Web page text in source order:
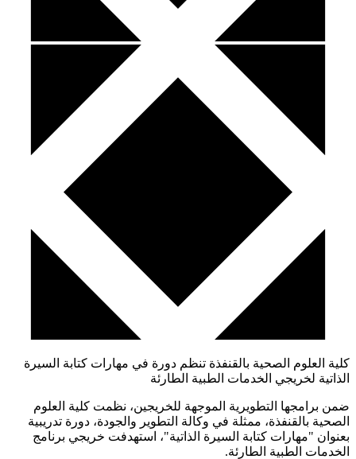
كلية العلوم الصحية بالقنفذة تنظم دورة في مهارات كتابة السيرة
الذاتية لخريجي الخدمات الطبية الطارئة
ضمن برامجها التطويرية الموجهة للخريجين، نظمت كلية العلوم
الصحية بالقنفذة، ممثلة في وكالة التطوير والجودة، دورة تدريبية
بعنوان "مهارات كتابة السيرة الذاتية"، استهدفت خريجي برنامج
الخدمات الطبية الطارئة.